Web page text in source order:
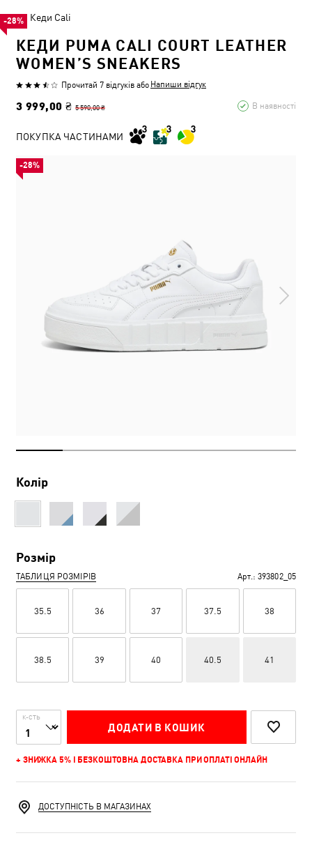
Кеди Cali
КЕДИ PUMA CALI COURT LEATHER
WOMEN’S SNEAKERS
Прочитай 7 відгуків або Напиши відгук
3 999,00 ₴ 5 590,00 ₴ В наявності
-28%
ПОКУПКА ЧАСТИНАМИ
Колір
Розмір
ТАБЛИЦЯ РОЗМІРІВ Арт.: 393802_05
35.5 36 37 37.5 38
38.5 39 40 40.5 41
К-СТЬ
ДОДАТИ В КОШИК
+ ЗНИЖКА 5% І БЕЗКОШТОВНА ДОСТАВКА ПРИ ОПЛАТІ ОНЛАЙН
-28%
ДОСТУПНІСТЬ В МАГАЗИНАХ